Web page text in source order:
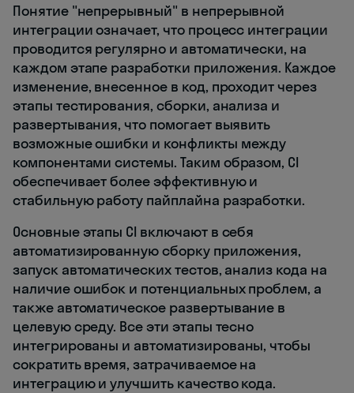
Понятие "непрерывный" в непрерывной
интеграции означает, что процесс интеграции
проводится регулярно и автоматически, на
каждом этапе разработки приложения. Каждое
изменение, внесенное в код, проходит через
этапы тестирования, сборки, анализа и
развертывания, что помогает выявить
возможные ошибки и конфликты между
компонентами системы. Таким образом, CI
обеспечивает более эффективную и
стабильную работу пайплайна разработки.
Основные этапы CI включают в себя
автоматизированную сборку приложения,
запуск автоматических тестов, анализ кода на
наличие ошибок и потенциальных проблем, а
также автоматическое развертывание в
целевую среду. Все эти этапы тесно
интегрированы и автоматизированы, чтобы
сократить время, затрачиваемое на
интеграцию и улучшить качество кода.